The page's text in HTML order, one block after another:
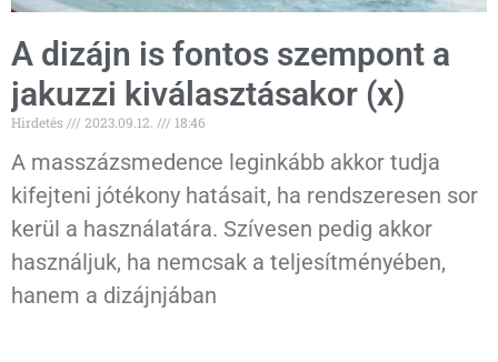
A dizájn is fontos szempont a
jakuzzi kiválasztásakor (x)
Hirdetés 2023.09.12. 18:46
A masszázsmedence leginkább akkor tudja
kifejteni jótékony hatásait, ha rendszeresen sor
kerül a használatára. Szívesen pedig akkor
használjuk, ha nemcsak a teljesítményében,
hanem a dizájnjában